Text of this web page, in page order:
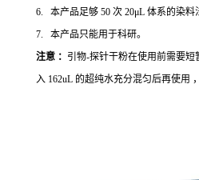
6. 本产品足够 50 次 20μL 体系的染料
7. 本产品只能用于科研。
注意 ： 引物-探针干粉在使用前需要短
入 162uL 的超纯水充分混匀后再使用